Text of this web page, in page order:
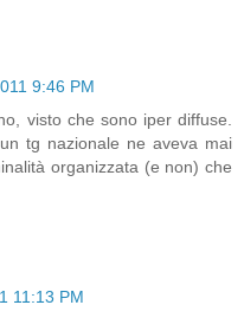
9:46 PM
visto che sono iper diffuse.
tg nazionale ne aveva mai
organizzata (e non) che
11:13 PM